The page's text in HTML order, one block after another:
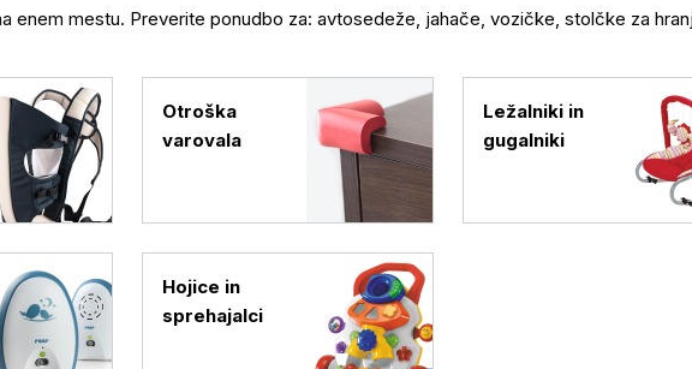
enem mestu. Preverite ponudbo za: avtosedeže, jahače, vozičke, stolčke za
Otroška
varovala
Ležalniki in
gugalniki
Hojice in
sprehajalci